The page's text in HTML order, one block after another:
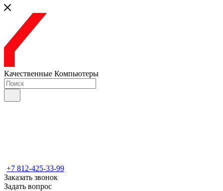
Качественные Компьютеры
+7 812-425-33-99
Заказать звонок
Задать вопрос